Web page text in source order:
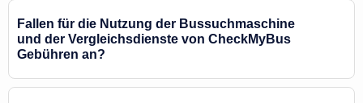
Fallen für die Nutzung der Bussuchmaschine
und der Vergleichsdienste von CheckMyBus
Gebühren an?